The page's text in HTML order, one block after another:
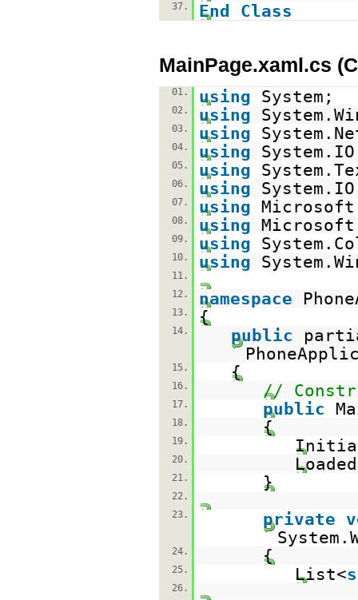
37.
End Class
MainPage.xaml.cs
01. using System;
02. using
03. using
04. using
05. using
06. using
07. using
08. using
09. using
10. using
11.
12.
namespace
13. {
14. public
15. {
16. //
17. public
18. {
19.
20.
21. }
22.
23.
private
24. {
25. List<
26.